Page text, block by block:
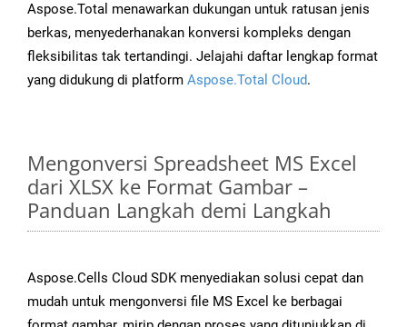
Aspose.Total menawarkan dukungan untuk ratusan jenis
berkas, menyederhanakan konversi kompleks dengan
fleksibilitas tak tertandingi. Jelajahi daftar lengkap format
yang didukung di platform Aspose.Total Cloud.
Mengonversi Spreadsheet MS Excel
dari XLSX ke Format Gambar –
Panduan Langkah demi Langkah
Aspose.Cells Cloud SDK menyediakan solusi cepat dan
mudah untuk mengonversi file MS Excel ke berbagai